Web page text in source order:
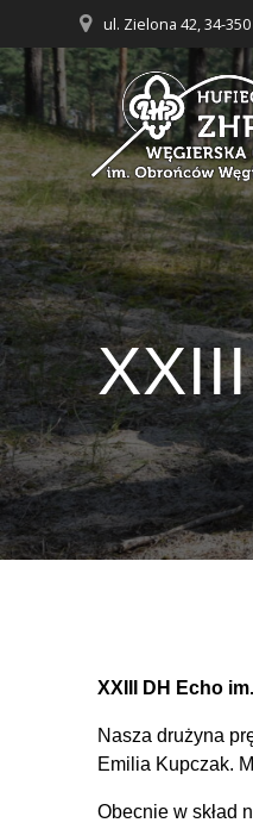
do
treści
ul. Zielona 42, 34-
XXIII DH Echo
Nasza drużyna
Emilia Kupczak.
Obecnie w skład